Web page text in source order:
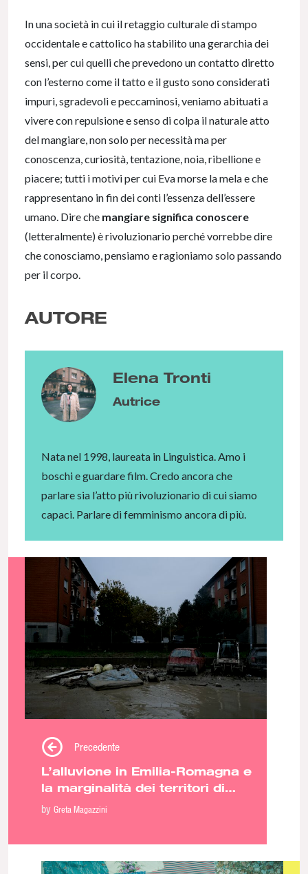
In una società in cui il retaggio culturale di stampo
occidentale e cattolico ha stabilito una gerarchia dei
sensi, per cui quelli che prevedono un contatto diretto
con l’esterno come il tatto e il gusto sono considerati
impuri, sgradevoli e peccaminosi, veniamo abituati a
vivere con repulsione e senso di colpa il naturale atto
del mangiare, non solo per necessità ma per
conoscenza, curiosità, tentazione, noia, ribellione e
piacere; tutti i motivi per cui Eva morse la mela e che
rappresentano in fin dei conti l’essenza dell’essere
umano. Dire che mangiare significa conoscere
(letteralmente) è rivoluzionario perché vorrebbe dire
che conosciamo, pensiamo e ragioniamo solo passando
per il corpo.
AUTORE
Elena Tronti
Autrice
Nata nel 1998, laureata in Linguistica. Amo i
boschi e guardare film. Credo ancora che
parlare sia l’atto più rivoluzionario di cui siamo
capaci. Parlare di femminismo ancora di più.
Precedente
L’alluvione in Emilia-Romagna e
la marginalità dei territori di
provincia
by Greta Magazzini